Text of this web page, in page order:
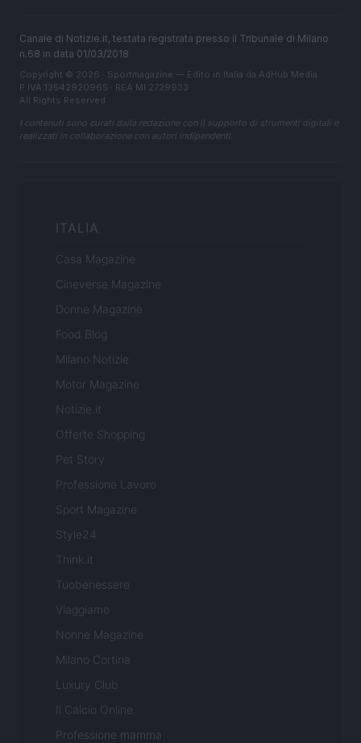
Canale di Notizie.it, testata registrata presso il Tribunale di Milano
n.68 in data 01/03/2018
Copyright © 2026 · Sportmagazine — Edito in Italia da AdHub Media
P.IVA 13542920965 · REA MI 2729933
All Rights Reserved
I contenuti sono curati dalla redazione con il supporto di strumenti digitali e
realizzati in collaborazione con autori indipendenti.
ITALIA
Casa Magazine
Cineverse Magazine
Donne Magazine
Food Blog
Milano Notizie
Motor Magazine
Notizie.it
Offerte Shopping
Pet Story
Professione Lavoro
Sport Magazine
Style24
Think.it
Tuobenessere
Viaggiamo
Nonne Magazine
Milano Cortina
Luxury Club
Il Calcio Online
Professione mamma